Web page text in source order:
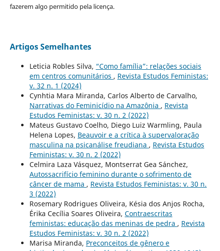
fazerem algo permitido pela licença.
Artigos Semelhantes
Leticia Robles Silva, “Como família”: relações sociais
em centros comunitários , Revista Estudos Feministas:
v. 32 n. 1 (2024)
Cynhtia Mara Miranda, Carlos Alberto de Carvalho,
Narrativas do Feminicídio na Amazônia , Revista
Estudos Feministas: v. 30 n. 2 (2022)
Mateus Gustavo Coelho, Diego Luiz Warmling, Paula
Helena Lopes, Beauvoir e a crítica à supervaloração
masculina na psicanálise freudiana , Revista Estudos
Feministas: v. 30 n. 2 (2022)
Celmira Laza Vásquez, Montserrat Gea Sánchez,
Autossacrifício feminino durante o sofrimento de
câncer de mama , Revista Estudos Feministas: v. 30 n.
3 (2022)
Rosemary Rodrigues Oliveira, Késia dos Anjos Rocha,
Érika Cecília Soares Oliveira, Contraescritas
feministas: educação das meninas de pedra , Revista
Estudos Feministas: v. 30 n. 2 (2022)
Marisa Miranda, Preconceitos de gênero e